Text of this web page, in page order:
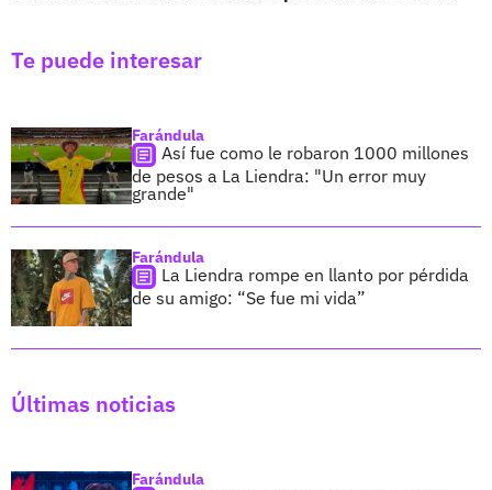
Te puede interesar
Farándula
Así fue como le robaron 1000 millones
de pesos a La Liendra: "Un error muy
grande"
Farándula
La Liendra rompe en llanto por pérdida
de su amigo: “Se fue mi vida”
Últimas noticias
Farándula